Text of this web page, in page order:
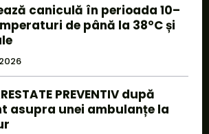
caniculă în perioada 10–
de până la 38°C și
PREVENTIV după
asupra unei ambulanțe la